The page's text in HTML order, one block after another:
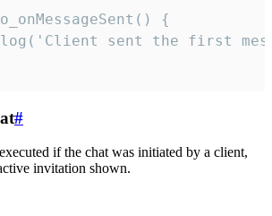
{
sent the first
#
if the chat was initiated by a client,
invitation shown.